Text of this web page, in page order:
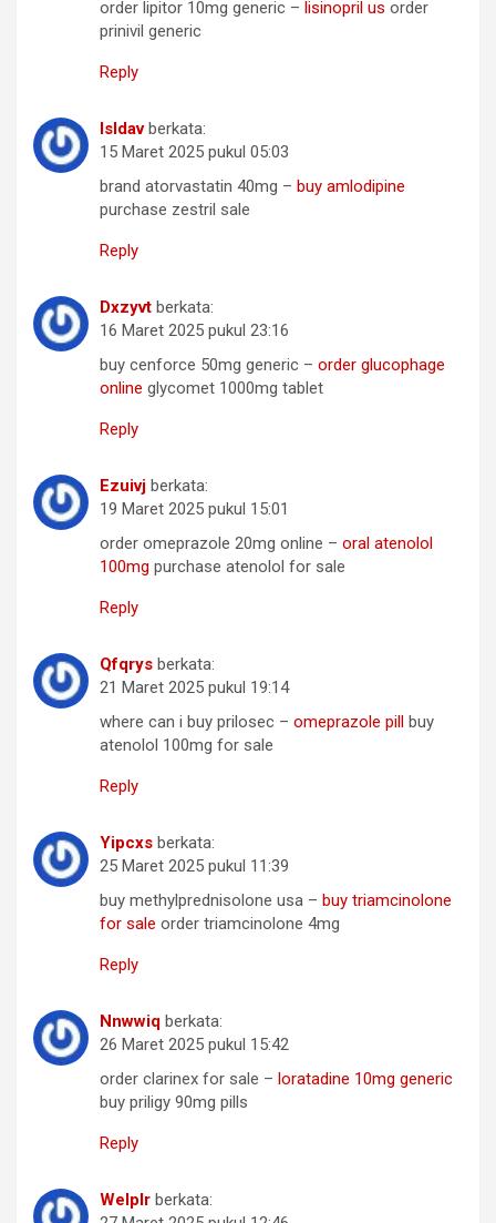
order lipitor 10mg generic – lisinopril us order
prinivil generic
Reply
Isldav berkata:
15 Maret 2025 pukul 05:03
brand atorvastatin 40mg – buy amlodipine
purchase zestril sale
Reply
Dxzyvt berkata:
16 Maret 2025 pukul 23:16
buy cenforce 50mg generic – order glucophage
online glycomet 1000mg tablet
Reply
Ezuivj berkata:
19 Maret 2025 pukul 15:01
order omeprazole 20mg online – oral atenolol
100mg purchase atenolol for sale
Reply
Qfqrys berkata:
21 Maret 2025 pukul 19:14
where can i buy prilosec – omeprazole pill buy
atenolol 100mg for sale
Reply
Yipcxs berkata:
25 Maret 2025 pukul 11:39
buy methylprednisolone usa – buy triamcinolone
for sale order triamcinolone 4mg
Reply
Nnwwiq berkata:
26 Maret 2025 pukul 15:42
order clarinex for sale – loratadine 10mg generic
buy priligy 90mg pills
Reply
Welplr berkata: